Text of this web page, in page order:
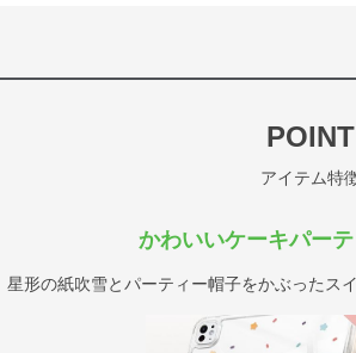
POINT
アイテム特
かわいいケーキパー
星形の紙吹雪とパーティー帽子をかぶったス